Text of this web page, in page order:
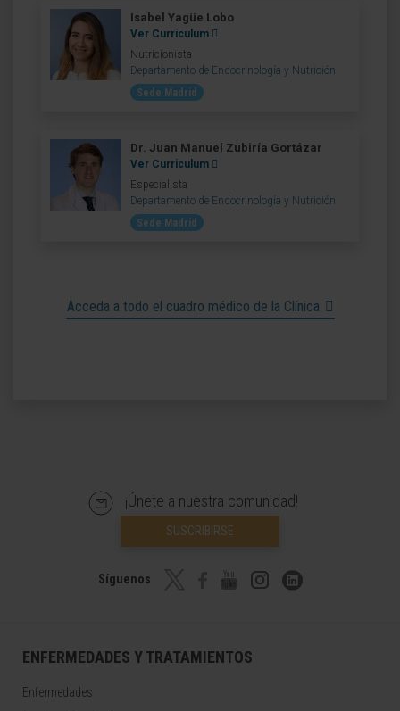
Isabel Yagüe Lobo
Ver Curriculum
Nutricionista
Departamento de Endocrinología y Nutrición
Sede Madrid
Dr. Juan Manuel Zubiría Gortázar
Ver Curriculum
Especialista
Departamento de Endocrinología y Nutrición
Sede Madrid
Acceda a todo el cuadro médico de la Clínica
¡Únete a nuestra comunidad!
SUSCRIBIRSE
Síguenos
ENFERMEDADES Y TRATAMIENTOS
Enfermedades